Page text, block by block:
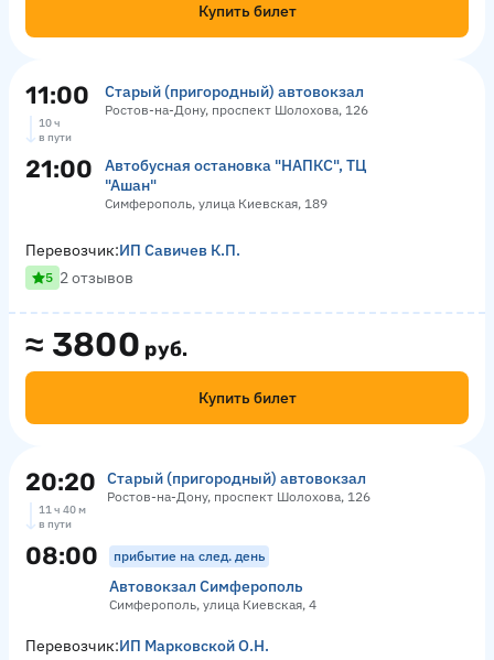
Купить билет
11:00 Старый (пригородный) автовокзал
Ростов-на-Дону, проспект Шолохова, 126
10 ч
в пути
21:00
Автобусная остановка "НАПКС", ТЦ
"Ашан"
Симферополь, улица Киевская, 189
≈ 3800 руб.
Купить билет
Перевозчик:ИП Савичев К.П.
5 2 отзывов
20:20 Старый (пригородный) автовокзал
Ростов-на-Дону, проспект Шолохова, 126
11 ч 40 м
в пути
08:00 прибытие на след. день
Автовокзал Симферополь
Симферополь, улица Киевская, 4
Перевозчик:ИП Марковской О.Н.